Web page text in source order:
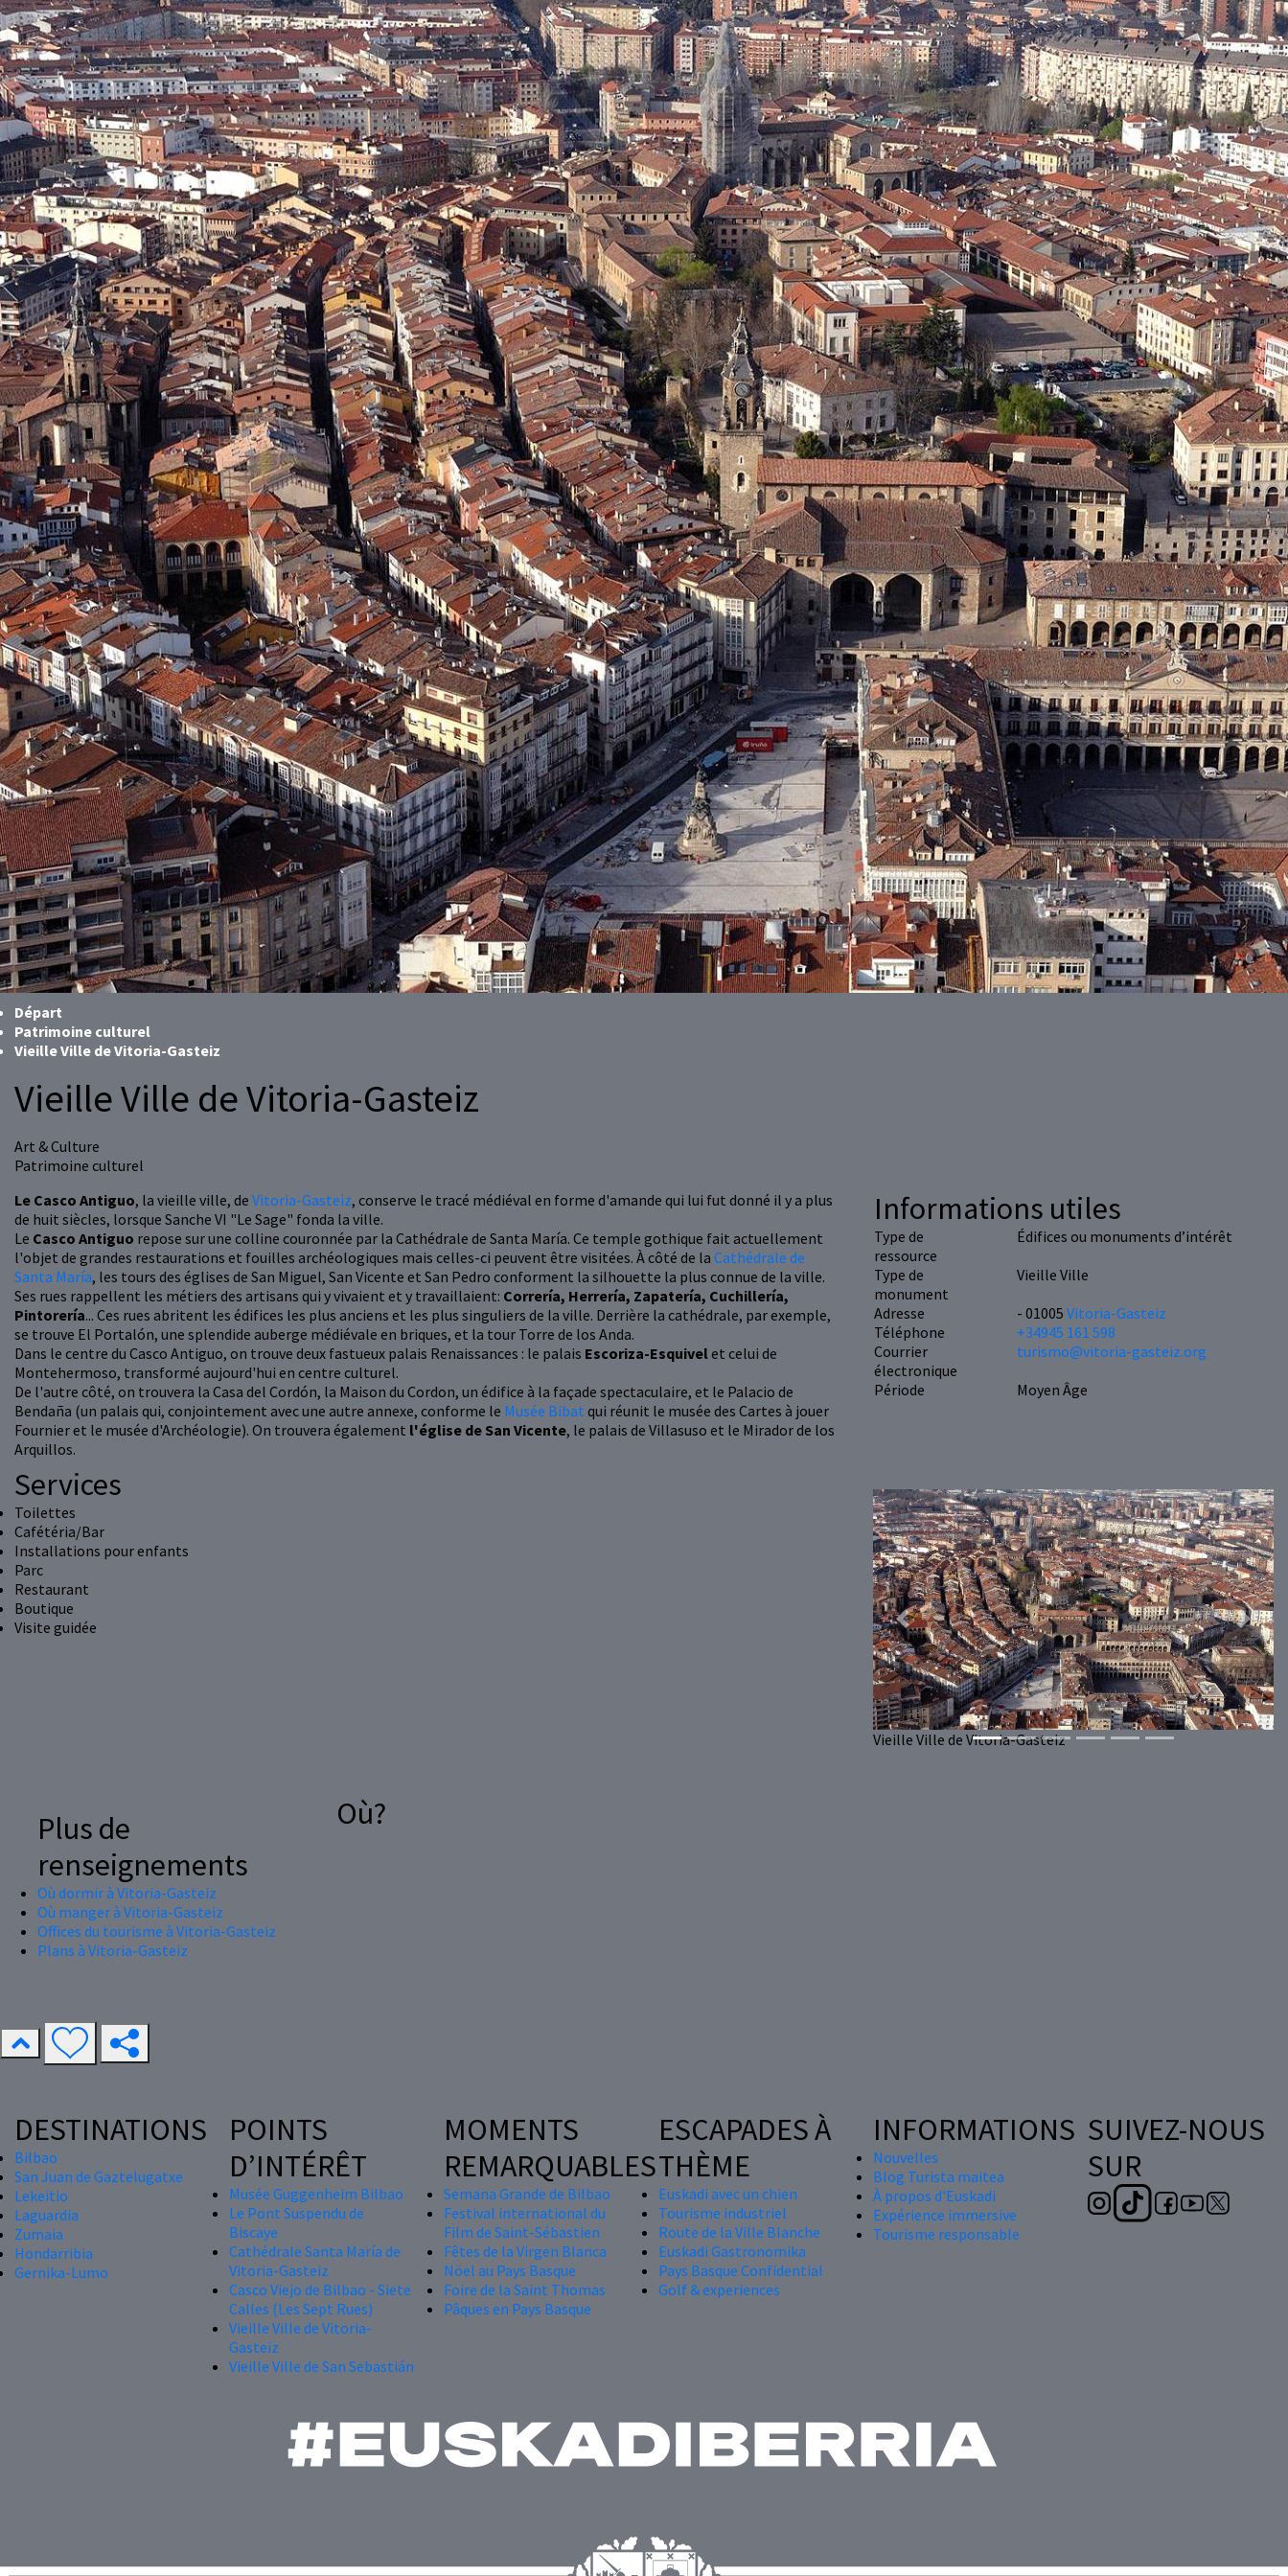
Départ
Patrimoine culturel
Vieille Ville de Vitoria-Gasteiz
Vieille Ville de Vitoria-Gasteiz
Art & Culture
Patrimoine culturel
Le Casco Antiguo, la vieille ville, de Vitoria-Gasteiz, conserve le tracé médiéval en forme d'amande qui lui fut donné il y a plus
de huit siècles, lorsque Sanche VI "Le Sage" fonda la ville.
Le Casco Antiguo repose sur une colline couronnée par la Cathédrale de Santa María. Ce temple gothique fait actuellement
l'objet de grandes restaurations et fouilles archéologiques mais celles-ci peuvent être visitées. À côté de la Cathédrale de
Santa María, les tours des églises de San Miguel, San Vicente et San Pedro conforment la silhouette la plus connue de la ville.
Ses rues rappellent les métiers des artisans qui y vivaient et y travaillaient: Correría, Herrería, Zapatería, Cuchillería,
Pintorería... Ces rues abritent les édifices les plus anciens et les plus singuliers de la ville. Derrière la cathédrale, par exemple,
se trouve El Portalón, une splendide auberge médiévale en briques, et la tour Torre de los Anda.
Dans le centre du Casco Antiguo, on trouve deux fastueux palais Renaissances : le palais Escoriza-Esquivelet celui de
Montehermoso, transformé aujourd'hui en centre culturel.
De l'autre côté, on trouvera la Casa del Cordón, la Maison du Cordon, un édifice à la façade spectaculaire, et le Palacio de
Bendaña (un palais qui, conjointement avec une autre annexe, conforme le Musée Bibat qui réunit le musée des Cartes à jouer
Fournier et le musée d'Archéologie). On trouvera également l'église de San Vicente, le palais de Villasuso et le Mirador de los
Arquillos.
Informations utiles
Type de
ressource
Édifices ou monuments d’intérêt
Type de
monument
Vieille Ville
Adresse
- 01005 Vitoria-Gasteiz
Téléphone
+34945 161 598
Courrier
électronique
turismo@vitoria-gasteiz.org
Période
Moyen Âge
Services
Toilettes
Cafétéria/Bar
Installations pour enfants
Parc
Restaurant
Boutique
Visite guidée
Vieille Ville de Vitoria-Gasteiz
Previous Next
Plus de
renseignements
Où dormir à Vitoria-Gasteiz
Où manger à Vitoria-Gasteiz
Offices du tourisme à Vitoria-Gasteiz
Plans à Vitoria-Gasteiz
Où?
DESTINATIONS
Bilbao
San Juan de Gaztelugatxe
Lekeitio
Laguardia
Zumaia
Hondarribia
Gernika-Lumo
POINTS
D’INTÉRÊT
Musée Guggenheim Bilbao
Le Pont Suspendu de
Biscaye
Cathédrale Santa María de
Vitoria-Gasteiz
Casco Viejo de Bilbao - Siete
Calles (Les Sept Rues)
Vieille Ville de Vitoria-
Gasteiz
Vieille Ville de San Sebastián
MOMENTS
REMARQUABLES
Semana Grande de Bilbao
Festival international du
Film de Saint-Sébastien
Fêtes de la Virgen Blanca
Nöel au Pays Basque
Foire de la Saint Thomas
Pâques en Pays Basque
ESCAPADES À
THÈME
Euskadi avec un chien
Tourisme industriel
Route de la Ville Blanche
Euskadi Gastronomika
Pays Basque Confidential
Golf & experiences
INFORMATIONS
Nouvelles
Blog Turista maitea
À propos d'Euskadi
Expérience immersive
Tourisme responsable
SUIVEZ-NOUS
SUR